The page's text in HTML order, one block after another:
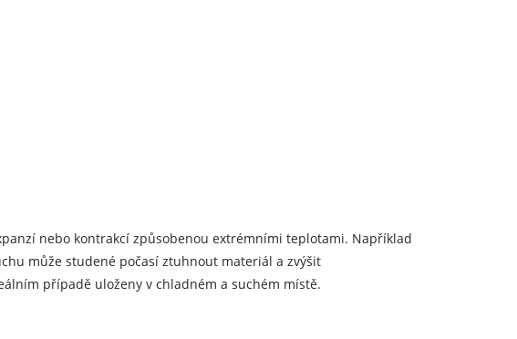
nebo kontrakcí způsobenou extrémními teplotami. Například
může studené počasí ztuhnout materiál a zvýšit
případě uloženy v chladném a suchém místě.